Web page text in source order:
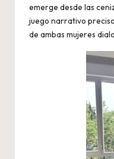
emerge desde las
juego narrativo
de ambas mujeres